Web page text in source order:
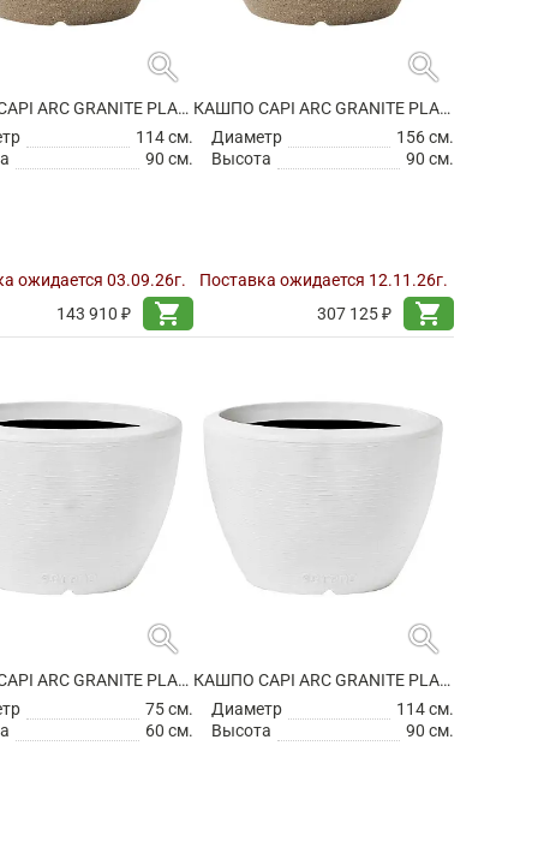
search
КАШПО CAPI ARC GRANITE PLANTER BALL WARM TAUPE
114 см.
90 см.
ожидается 03.09.26г.
143 910 ₽
shopping_cart
search
КАШПО CAPI ARC GRANITE PLANTER BALL WARM TAUPE
Диаметр
156 см.
Высота
90 см.
Поставка ожидается 12.11.26г.
307 125 ₽
shopping_cart
search
КАШПО CAPI ARC GRANITE PLANTER BALL WHITE
75 см.
60 см.
search
КАШПО CAPI ARC GRANITE PLANTER BALL WHITE
Диаметр
114 см.
Высота
90 см.